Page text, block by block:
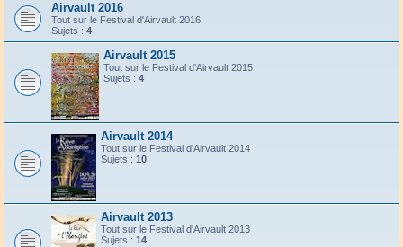
Airvault 2016
Tout sur le Festival d'Airvault 2016
Sujets : 4
Airvault 2015
Tout sur le Festival d'Airvault 2015
Sujets : 4
Airvault 2014
Tout sur le Festival d'Airvault 2014
Sujets : 10
Airvault 2013
Tout sur le Festival d'Airvault 2013
Sujets : 14